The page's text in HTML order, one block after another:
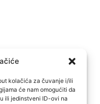
kolačića za čuvanje i/ili
će nam omogućiti da
ili jedinstveni ID-ovi na